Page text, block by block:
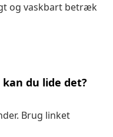
og vaskbart betræk
du lide det?
Brug linket